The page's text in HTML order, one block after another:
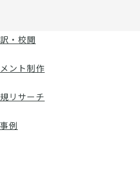
・校閲
ント制作
リサーチ
例